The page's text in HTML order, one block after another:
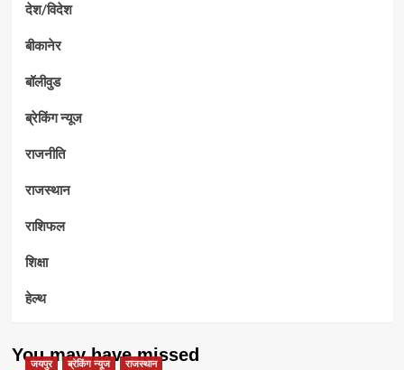
देश/विदेश
बीकानेर
बॉलीवुड
ब्रेकिंग न्यूज
राजनीति
राजस्थान
राशिफल
शिक्षा
हेल्थ
You may have missed
जयपुर ब्रेकिंग न्यूज राजस्थान